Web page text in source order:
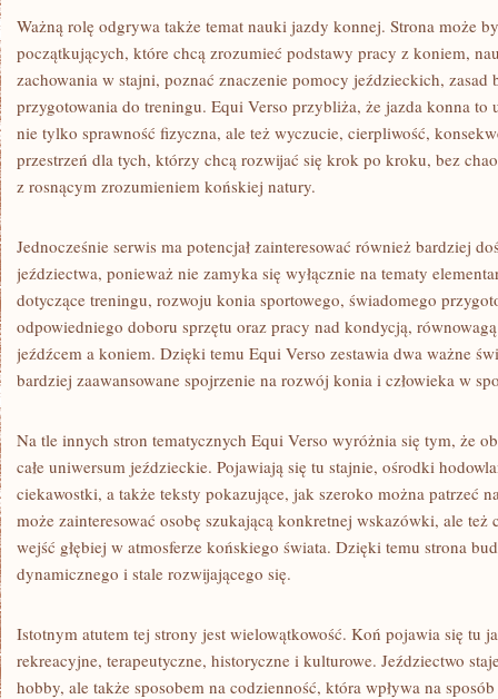
Ważną rolę odgrywa także temat nauki jazdy konnej. Strona może
początkujących, które chcą zrozumieć podstawy pracy z koniem,
zachowania w stajni, poznać znaczenie pomocy jeździeckich, zasad
przygotowania do treningu. Equi Verso przybliża, że jazda konna
nie tylko sprawność fizyczna, ale też wyczucie, cierpliwość,
przestrzeń dla tych, którzy chcą rozwijać się krok po kroku, bez
z rosnącym zrozumieniem końskiej natury.
Jednocześnie serwis ma potencjał zainteresować również bardziej
jeździectwa, ponieważ nie zamyka się wyłącznie na tematy
dotyczące treningu, rozwoju konia sportowego, świadomego
odpowiedniego doboru sprzętu oraz pracy nad kondycją,
jeźdźcem a koniem. Dzięki temu Equi Verso zestawia dwa ważne
bardziej zaawansowane spojrzenie na rozwój konia i człowieka w
Na tle innych stron tematycznych Equi Verso wyróżnia się tym, że
całe uniwersum jeździeckie. Pojawiają się tu stajnie, ośrodki
ciekawostki, a także teksty pokazujące, jak szeroko można patrzeć
może zainteresować osobę szukającą konkretnej wskazówki, ale
wejść głębiej w atmosferze końskiego świata. Dzięki temu strona
dynamicznego i stale rozwijającego się.
Istotnym atutem tej strony jest wielowątkowość. Koń pojawia się tu
rekreacyjne, terapeutyczne, historyczne i kulturowe. Jeździectwo
hobby, ale także sposobem na codzienność, która wpływa na